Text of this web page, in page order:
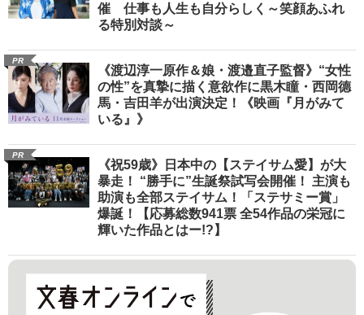
催 仕事も人生も自分らしく～笑顔あふれ
る特別対談～
PR
《渡辺淳一原作＆娘・渡邉直子監督》“女性
の性”を真摯に描く意欲作に黒木瞳・西岡德
馬・吉田羊が出演決定！《映画『月がみて
いる』》
PR
《祝59歳》日本中の【ステイサム愛】が大
暴走！ “勝手に”生誕祭試写会開催！ 主演も
助演も全部ステイサム！「ステサミー賞」
爆誕！【応募総数941票 全54作品の栄冠に
輝いた作品とはー!?】